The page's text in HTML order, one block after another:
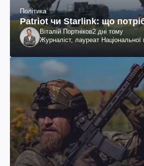
Політика
Patriot чи Starlink: що
Віталій Портніков2 дні тому
Журналіст, лауреат Національної